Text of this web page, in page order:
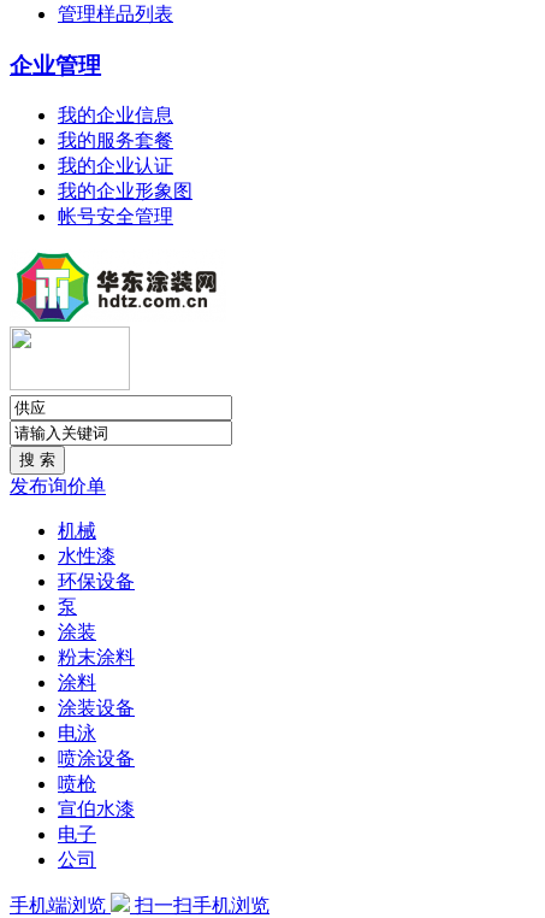
管理样品列表
企业管理
我的企业信息
我的服务套餐
我的企业认证
我的企业形象图
帐号安全管理
发布询价单
机械
水性漆
环保设备
泵
涂装
粉末涂料
涂料
涂装设备
电泳
喷涂设备
喷枪
宣伯水漆
电子
公司
手机端浏览
扫一扫手机浏览